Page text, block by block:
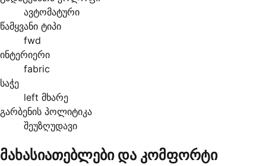
ავტომატური
წამყვანი ტიპი
fwd
ინტერიერი
fabric
საჭე
left მხარე
გარბენის პოლიტიკა
შეუზღუდავი
მახასიათებლები და კომფორტი